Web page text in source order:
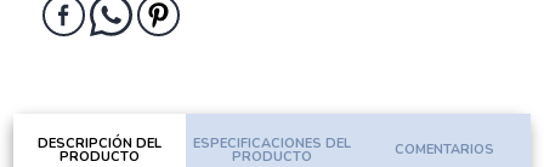
DESCRIPCIÓN DEL
PRODUCTO
ESPECIFICACIONES DEL
PRODUCTO COMENTARIOS